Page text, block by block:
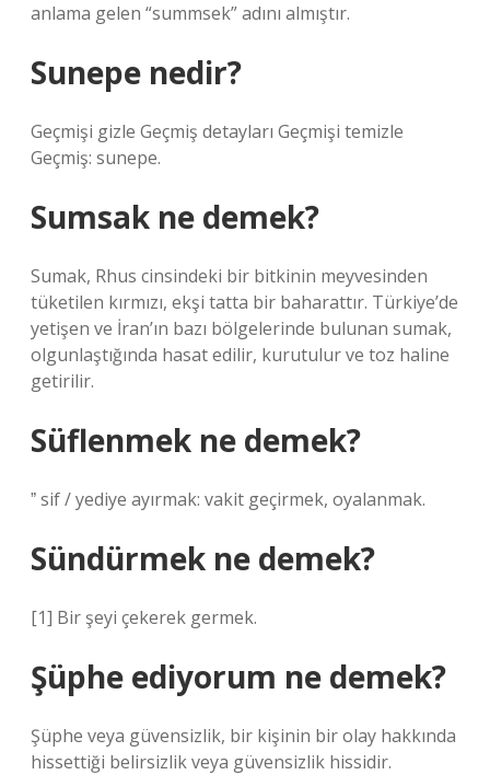
anlama gelen “summsek” adını almıştır.
Sunepe nedir?
Geçmişi gizle Geçmiş detayları Geçmişi temizle
Geçmiş: sunepe.
Sumsak ne demek?
Sumak, Rhus cinsindeki bir bitkinin meyvesinden
tüketilen kırmızı, ekşi tatta bir baharattır. Türkiye’de
yetişen ve İran’ın bazı bölgelerinde bulunan sumak,
olgunlaştığında hasat edilir, kurutulur ve toz haline
getirilir.
Süflenmek ne demek?
ˮ sif / yediye ayırmak: vakit geçirmek, oyalanmak.
Sündürmek ne demek?
[1] Bir şeyi çekerek germek.
Şüphe ediyorum ne demek?
Şüphe veya güvensizlik, bir kişinin bir olay hakkında
hissettiği belirsizlik veya güvensizlik hissidir.